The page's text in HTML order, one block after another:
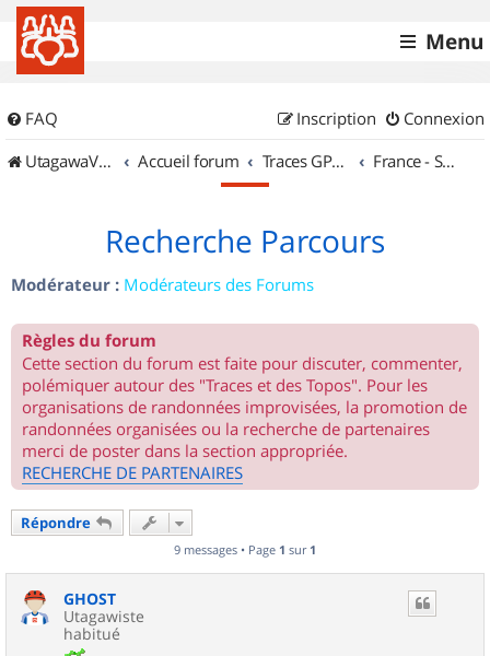
Menu
FAQ Connexion
Inscription
UtagawaVTT (Randos VTT et VTTAE avec traces GPS)
Accueil forum Traces GPS de randos VTT France - Sud Est
Recherche Parcours
Modérateur : Modérateurs des Forums
Règles du forum
Cette section du forum est faite pour discuter, commenter,
polémiquer autour des "Traces et des Topos". Pour les
organisations de randonnées improvisées, la promotion de
randonnées organisées ou la recherche de partenaires
merci de poster dans la section appropriée.
RECHERCHE DE PARTENAIRES
Répondre
9 messages • Page 1 sur 1
GHOST
Utagawiste
habitué